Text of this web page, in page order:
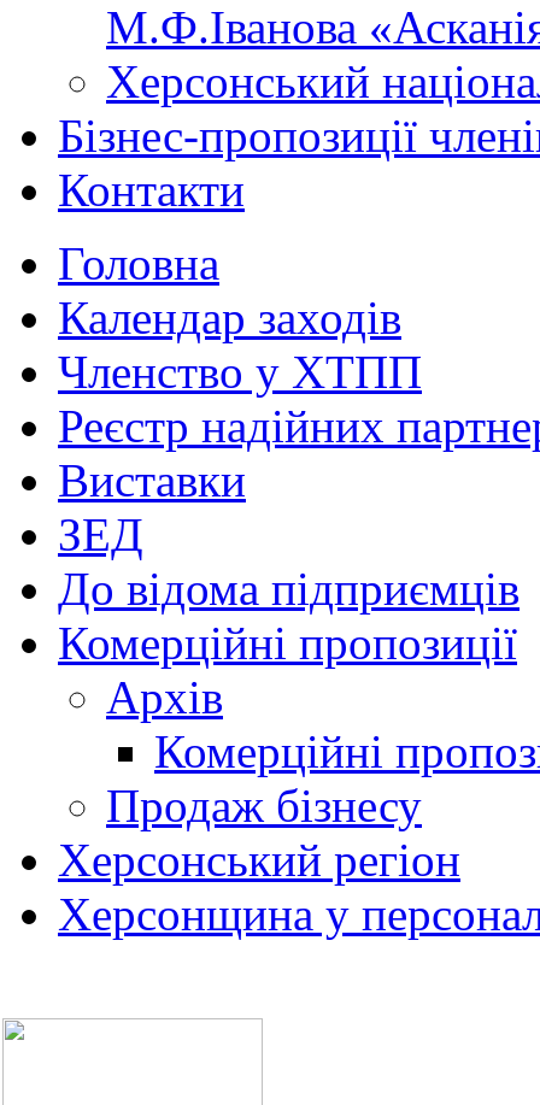
М.Ф.Іванова
Херсонський
Бізнес-пропозиції
Контакти
Головна
Календар заходів
Членство у ХТПП
Реєстр надійних
Виставки
ЗЕД
До відома підприємців
Комерційні пропозиції
Архів
Комерційні
Продаж бізнесу
Херсонський регіон
Херсонщина у